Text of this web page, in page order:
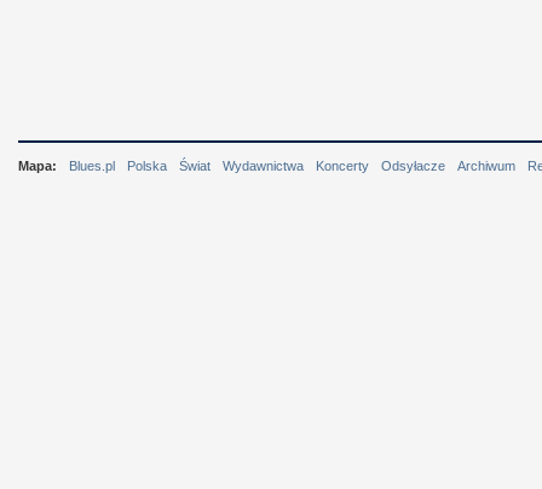
Mapa: Blues.pl Polska Świat Wydawnictwa Koncerty Odsyłacze Archiwum